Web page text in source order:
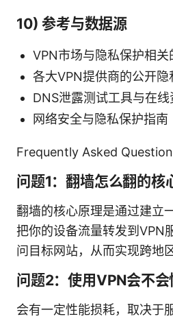
10) 参考与数据源
VPN市场与隐私保护相关
各大VPN提供商的公开
DNS泄露测试工具与在线
网络安全与隐私保护指南
Frequently Asked
问题1：翻墙怎么翻的核
翻墙的核心原理是通过建立
把你的设备流量转发到VPN
问目标网站，从而实现跨地
问题2：使用VPN会不会
会有一定性能损耗，取决于